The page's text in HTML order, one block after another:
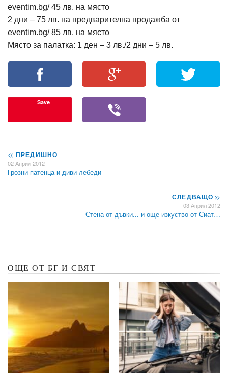
eventim.bg/ 45 лв. на място
2 дни – 75 лв. на предварителна продажба от
eventim.bg/ 85 лв. на място
Място за палатка: 1 ден – 3 лв./2 дни – 5 лв.
Save
<< ПРЕДИШНО
02 Април 2012
Грозни патенца и диви лебеди
СЛЕДВАЩО>>
03 Април 2012
Стена от дъвки... и още изкуство от Сиат…
ОЩЕ ОТ БГ И СВЯТ